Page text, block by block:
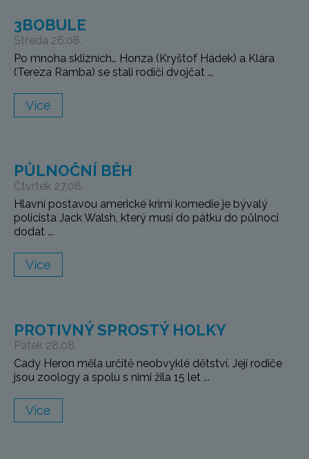
3BOBULE
Středa 26.08.
Po mnoha sklizních… Honza (Kryštof Hádek) a Klára
(Tereza Ramba) se stali rodiči dvojčat ...
Více
PŮLNOČNÍ BĚH
Čtvrtek 27.08.
Hlavní postavou americké krimi komedie je bývalý
policista Jack Walsh, který musí do pátku do půlnoci
dodat ...
Více
PROTIVNÝ SPROSTÝ HOLKY
Pátek 28.08.
Cady Heron měla určitě neobvyklé dětství. Její rodiče
jsou zoology a spolu s nimi žila 15 let ...
Více